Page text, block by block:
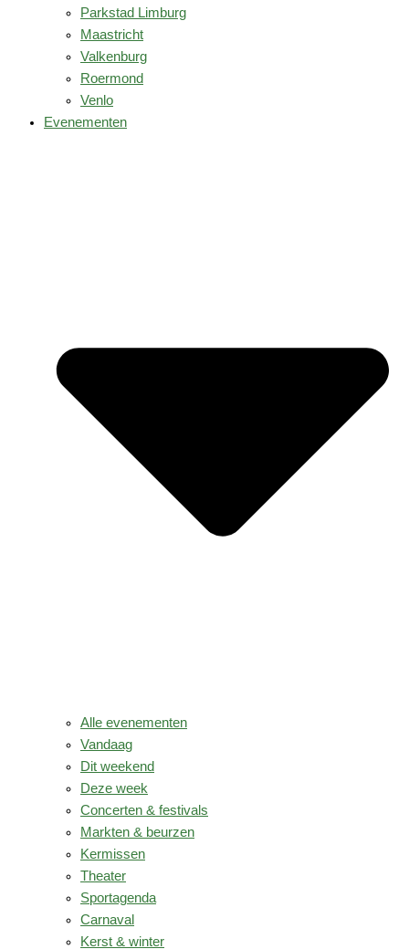
Parkstad Limburg
Maastricht
Valkenburg
Roermond
Venlo
Evenementen
Alle evenementen
Vandaag
Dit weekend
Deze week
Concerten & festivals
Markten & beurzen
Kermissen
Theater
Sportagenda
Carnaval
Kerst & winter